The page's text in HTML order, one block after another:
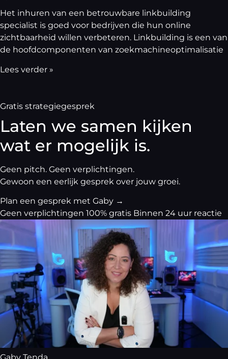
Het inhuren van een betrouwbare linkbuilding
specialist is goed voor bedrijven die hun online
zichtbaarheid willen verbeteren. Linkbuilding is een van
de hoofdcomponenten van zoekmachineoptimalisatie
Lees verder »
Gratis strategiegesprek
Laten we samen kijken
wat er mogelijk is.
Geen pitch. Geen verplichtingen.
Gewoon een eerlijk gesprek over jouw groei.
Plan een gesprek met Gaby →
Geen verplichtingen 100% gratis Binnen 24 uur reactie